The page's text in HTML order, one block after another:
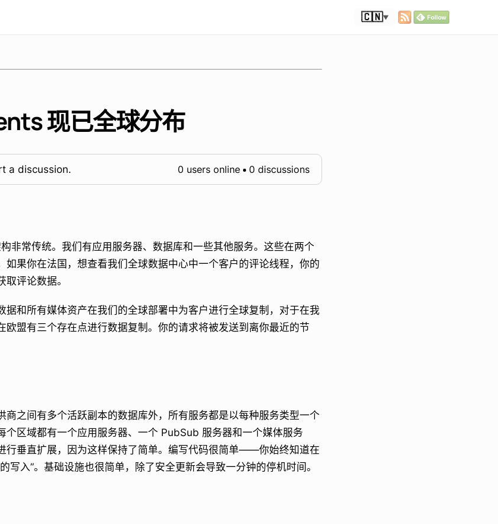
🇨🇳▼
现已全球分布
a discussion. 0 users online 0 discussions
非常传统。我们有应用服务器、数据库和一些其他服务。这些在两个
如果你在法国，想查看我们全球数据中心中一个客户的评论线程，你的
评论数据。
据和所有媒体资产在我们的全球部署中为客户进行全球复制，对于在我
欧盟有三个存在点进行数据复制。你的请求将被发送到离你最近的节
商之间有多个活跃副本的数据库外，所有服务都是以每种服务类型一个
个区域都有一个应用服务器、一个 PubSub 服务器和一个媒体服务
行垂直扩展，因为这样保持了简单。编写代码很简单——你始终知道在
写入”。基础设施也很简单，除了安全更新会导致一分钟的停机时间。